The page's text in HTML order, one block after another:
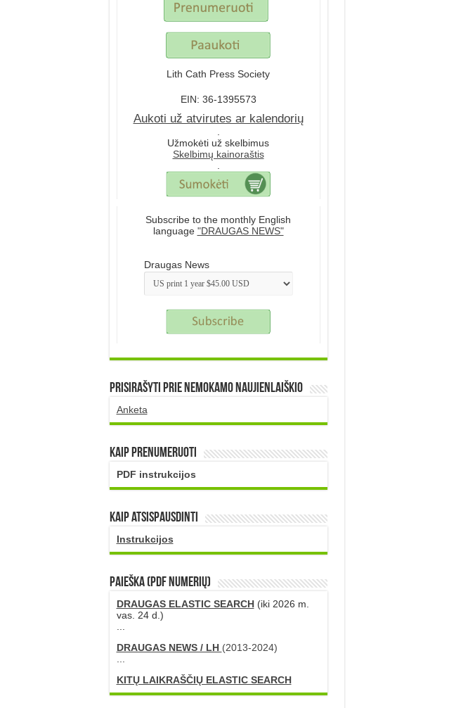
Lith Cath Press Society
EIN: 36-1395573
Aukoti už atvirutes ar kalendorių
.
Užmokėti už skelbimus
Skelbimų kainoraštis
.
Subscribe to the monthly English
language "DRAUGAS NEWS"
Draugas News
Prisirašyti prie nemokamo naujienlaiškio
Anketa
Kaip prenumeruoti
PDF instrukcijos
Kaip atsispausdinti
Instrukcijos
PAIEŠKA (PDF numerių)
DRAUGAS ELASTIC SEARCH(iki 2026 m.
vas. 24 d.)
...
DRAUGAS NEWS / LH (2013-2024)
...
KITŲ LAIKRAŠČIŲ ELASTIC SEARCH